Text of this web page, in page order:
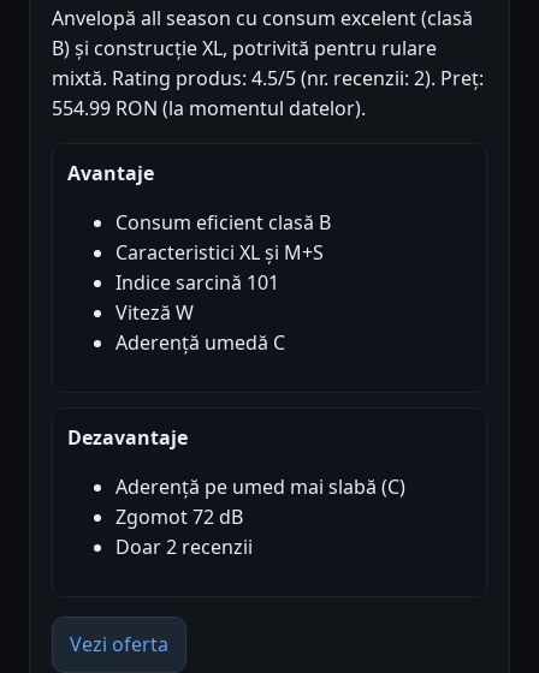
Anvelopă all season cu consum excelent (clasă
B) și construcție XL, potrivită pentru rulare
mixtă. Rating produs: 4.5/5 (nr. recenzii: 2). Preț:
554.99 RON (la momentul datelor).
Avantaje
Consum eficient clasă B
Caracteristici XL și M+S
Indice sarcină 101
Viteză W
Aderență umedă C
Dezavantaje
Aderență pe umed mai slabă (C)
Zgomot 72 dB
Doar 2 recenzii
Vezi oferta